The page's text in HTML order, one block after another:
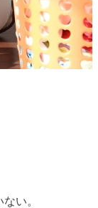
い。